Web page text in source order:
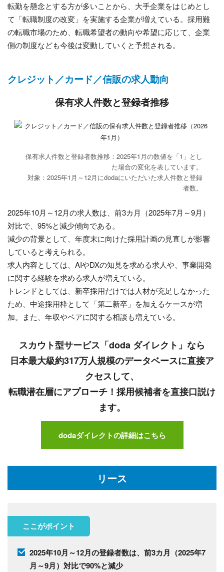
転勤を懸念とする方が多いことから、大手企業をはじめとし
て「転職制度の改変」を実施する企業が増えている。採用難
の転職市場のため、転職希望者の動向や希望に応じて、企業
側の制度なども今後は変動していくと予想される。
クレジット／カード／信販の求人動向
保有求人件数と登録者推移
保有求人件数と登録者数推移：2025年1月の数値を「1」とし
た場合の変化を表しています。
対象：2025年1月～12月にdodaにいただいた求人件数と登録
者数。
2025年10月～12月の求人数は、前3カ月（2025年7月～9月）
対比で、95%と減少傾向である。
減少の背景として、年度末に向けた採用計画の見直しが影響
していると考えられる。
求人内容としては、AIやDXの知見を求める求人や、事業開発
に関する経験を求める求人が増えている。
トレンドとしては、新卒採用だけでは人材が充足しなかった
ため、中途採用枠として「第二新卒」を加えるケースが増
加。また、年収やベアに関する相談も増えている。
スカウト型サービス「doda ダイレクト」なら
日本最大級約317万人規模のデータベースに直接ア
クセスして、
転職潜在層にアプローチ！採用候補者を直接口説け
ます。
dodaダイレクトの詳細はこちら
リース
ここがポイント
2025年10月～12月の登録者数は、前3カ月（2025年7
月～9月）対比で90%と減少